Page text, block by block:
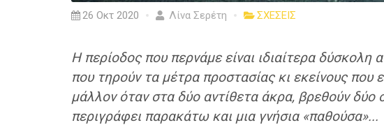
26 Οκτ 2020 Λίνα Σερέτη ΣΧΕΣΕΙΣ
Η περίοδος που περνάμε είναι ιδιαίτερα
που τηρούν τα μέτρα προστασίας κι εκείνους
μάλλον όταν στα δύο αντίθετα άκρα, βρεθούν δύο
περιγράφει παρακάτω και μια γνήσια «παθούσα»...